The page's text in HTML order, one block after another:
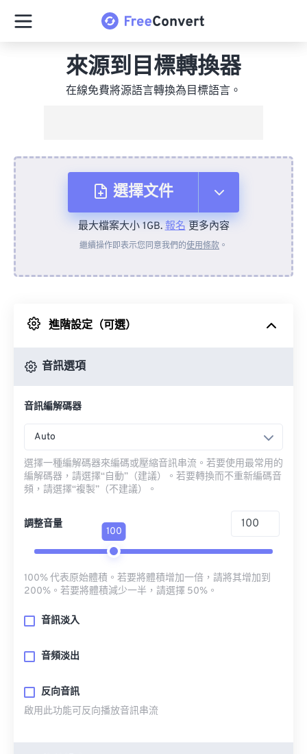
來源到目標轉換器
在線免費將源語言轉換為目標語言。
選擇文件
來自裝置
來自 Google 雲端硬碟
最大檔案大小 1GB.報名更多內容
繼續操作即表示您同意我們的使用條款 。
進階設定（可選）
音訊選項
音訊編解碼器
Auto
選擇一種編解碼器來編碼或壓縮音訊串流。若要使用最常用的
編解碼器，請選擇“自動”（建議）。若要轉換而不重新編碼音
頻，請選擇“複製”（不建議）。
調整音量
100
100% 代表原始體積。若要將體積增加一倍，請將其增加到
200%。若要將體積減少一半，請選擇 50%。
音訊淡入
音頻淡出
反向音訊
啟用此功能可反向播放音訊串流